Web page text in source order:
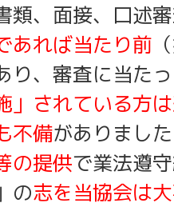
類、面接、口述
あれば当たり前
り、審査に当た
」されている方
不備がありまし
の提供で業法遵
の志を当協会は